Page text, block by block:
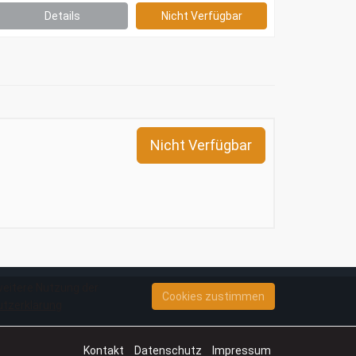
Details Nicht Verfügbar
Nicht Verfügbar
Kontakt Datenschutz Impressum
Cookies zustimmen